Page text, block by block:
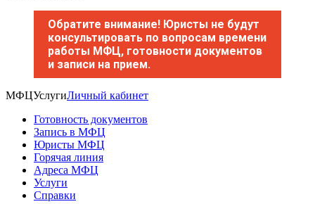
Обратите внимание! Юристы не будут
консультировать по вопросам времени
работы МФЦ, готовности документов
и записи на прием.
МФЦУслугиЛичный кабинет
Готовность документов
Запись в МФЦ
Юристы МФЦ
Горячая линия
Адреса МФЦ
Услуги
Справки